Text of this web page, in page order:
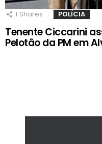
1 Shares POLÍCIA
Tenente Ciccarini
Pelotão da PM em